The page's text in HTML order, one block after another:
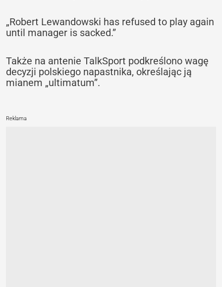
„Robert Lewandowski has refused to play again
until manager is sacked.”
Także na antenie TalkSport podkreślono wagę
decyzji polskiego napastnika, określając ją
mianem „ultimatum”.
Reklama